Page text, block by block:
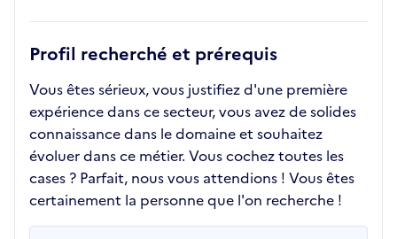
Profil recherché et prérequis
Vous êtes sérieux, vous justifiez d'une première
expérience dans ce secteur, vous avez de solides
connaissance dans le domaine et souhaitez
évoluer dans ce métier. Vous cochez toutes les
cases ? Parfait, nous vous attendions ! Vous êtes
certainement la personne que l'on recherche !